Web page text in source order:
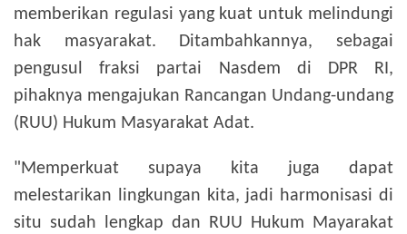
memberikan regulasi yang kuat untuk melindungi
hak masyarakat. Ditambahkannya, sebagai
pengusul fraksi partai Nasdem di DPR RI,
pihaknya mengajukan Rancangan Undang-undang
(RUU) Hukum Masyarakat Adat.
"Memperkuat supaya kita juga dapat
melestarikan lingkungan kita, jadi harmonisasi di
situ sudah lengkap dan RUU Hukum Mayarakat